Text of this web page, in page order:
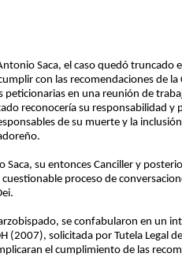
Saca, el caso quedó truncado
con las recomendaciones de
peticionarias en una reunión de
reconocería su responsabilidad
de su muerte y la
Saca, su entonces Canciller y
proceso de
se confabularon en un
(2007), solicitada por Tutela Legal
el cumplimiento de las